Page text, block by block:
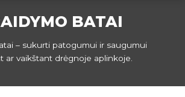
BATAI
– sukurti patogumui ir saugumui
ar vaikštant drėgnoje aplinkoje.